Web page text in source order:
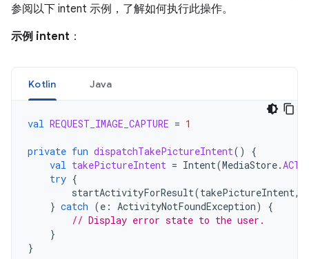
参阅以下 intent 示例，了解如何执行此操作。
示例 intent ：
Kotlin Java
val REQUEST_IMAGE_CAPTURE = 1
private fun dispatchTakePictureIntent()
{
val takePictureIntent = Intent(MediaStore.
try {
startActivityForResult(takePictureIntent,
} catch (e : ActivityNotFoundException)
{
// Display error state to the user.
}
}